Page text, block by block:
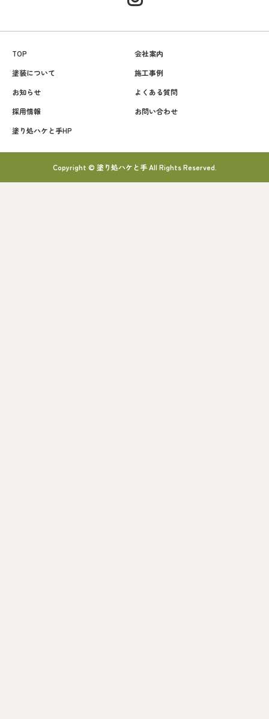
TOP
会社案内
塗装について
施工事例
お知らせ
よくある質問
採用情報
お問い合わせ
塗り処ハケと手HP
Copyright © 塗り処ハケと手 All Rights Reserved.